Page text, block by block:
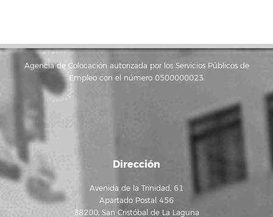
Agencia de Colocación autorizada por los Servicios Públicos de
Empleo con el número 0500000023.
Dirección
Avenida de la Trinidad, 61
Apartado Postal 456
38200, San Cristóbal de La Laguna